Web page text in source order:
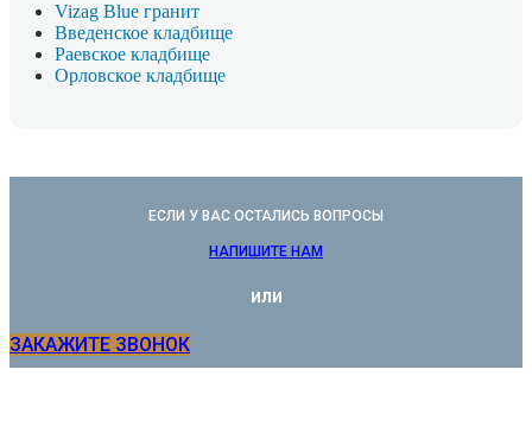
Vizag Blue гранит
Введенское кладбище
Раевское кладбище
Орловское кладбище
ЕСЛИ У ВАС ОСТАЛИСЬ ВОПРОСЫ
НАПИШИТЕ НАМ
или
ЗАКАЖИТЕ ЗВОНОК